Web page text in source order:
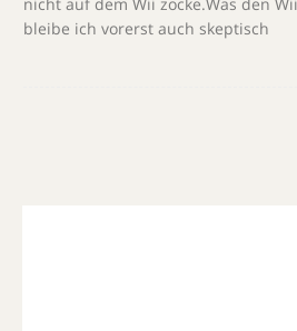
bleibe ich vorerst auch skeptisch